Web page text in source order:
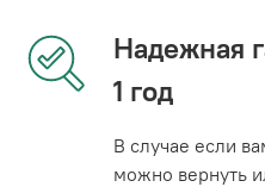
Надежная
1 год
В случае если
можно вернуть